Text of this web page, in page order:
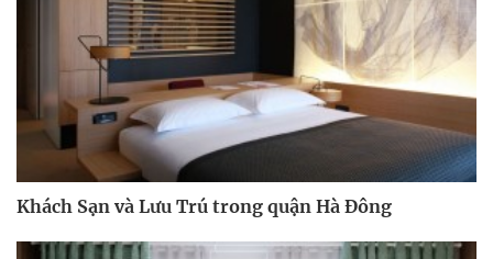
Khách Sạn và Lưu Trú trong quận Hà Đông